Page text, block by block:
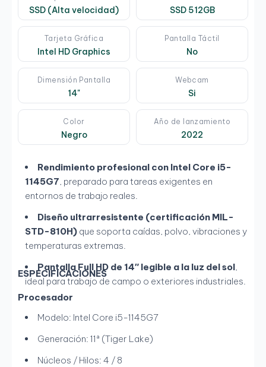
SSD (Alta velocidad) SSD 512GB
Tarjeta Gráfica
Intel HD Graphics
Pantalla Táctil
No
Dimensión Pantalla
14"
Webcam
Si
Color
Negro
Año de lanzamiento
2022
Rendimiento profesional con Intel Core i5-
1145G7, preparado para tareas exigentes en
entornos de trabajo reales.
Diseño ultrarresistente (certificación MIL-
STD-810H) que soporta caídas, polvo, vibraciones y
temperaturas extremas.
Pantalla Full HD de 14″ legible a la luz del sol,
ideal para trabajo de campo o exteriores industriales.
ESPECIFICACIONES
Procesador
Modelo: Intel Core i5-1145G7
Generación: 11ª (Tiger Lake)
Núcleos / Hilos: 4 / 8